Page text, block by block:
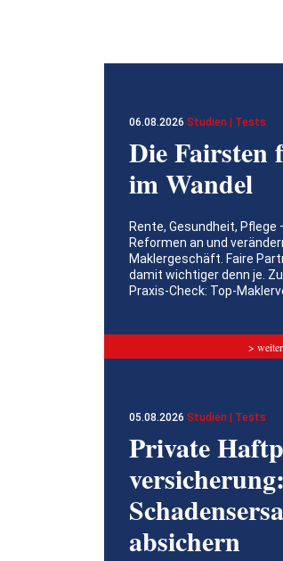
06.08.2026 Studien | Tests
Die
im Wandel
Rente, Gesundheit, Pflege
Reformen an und
Maklergeschäft. Faire
damit wichtiger denn je.
Praxis-Check: Top-
>
05.08.2026 Studien | Tests
Private
versicherung:
absichern